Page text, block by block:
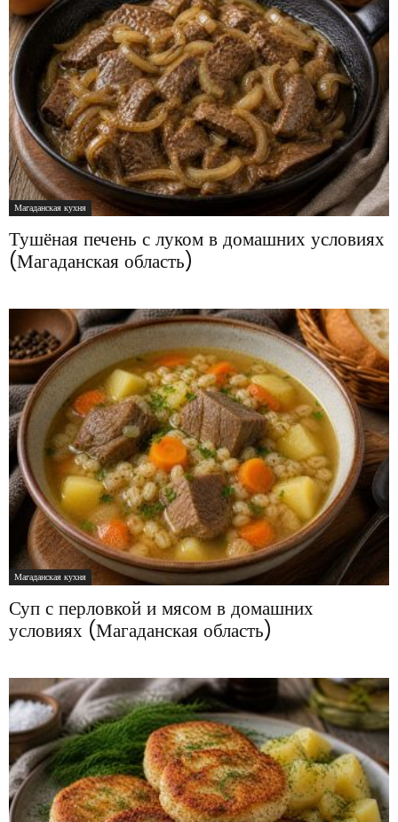
Магаданская кухня
Тушёная печень с луком в домашних условиях
(Магаданская область)
Магаданская кухня
Суп с перловкой и мясом в домашних
условиях (Магаданская область)